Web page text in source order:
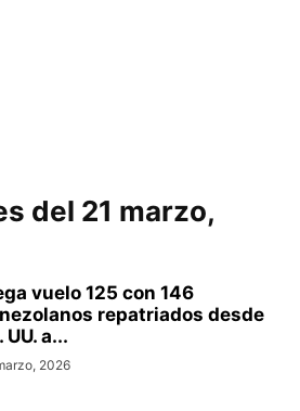
del 21 marzo,
vuelo 125 con 146
repatriados desde
UU. a...
2026